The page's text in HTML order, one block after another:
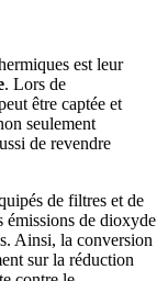
est leur
. Lors de
être captée et
seulement
de revendre
de filtres et de
émissions de dioxyde
Ainsi, la conversion
sur la réduction